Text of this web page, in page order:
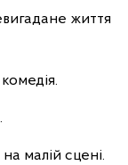
життя
малій сцені.